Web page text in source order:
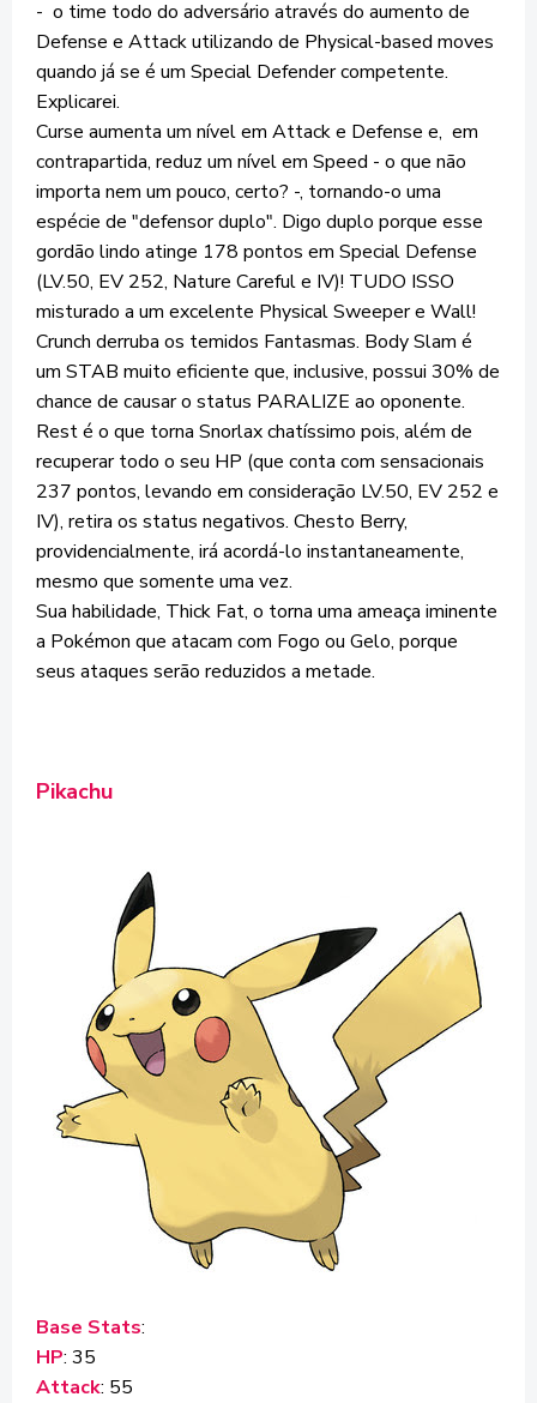
- o time todo do adversário através do aumento de
Defense e Attack utilizando de Physical-based moves
quando já se é um Special Defender competente.
Explicarei.
Curse aumenta um nível em Attack e Defense e, em
contrapartida, reduz um nível em Speed - o que não
importa nem um pouco, certo? -, tornando-o uma
espécie de "defensor duplo". Digo duplo porque esse
gordão lindo atinge 178 pontos em Special Defense
(LV.50, EV 252, Nature Careful e IV)! TUDO ISSO
misturado a um excelente Physical Sweeper e Wall!
Crunch derruba os temidos Fantasmas. Body Slam é
um STAB muito eficiente que, inclusive, possui 30% de
chance de causar o status PARALIZE ao oponente.
Rest é o que torna Snorlax chatíssimo pois, além de
recuperar todo o seu HP (que conta com sensacionais
237 pontos, levando em consideração LV.50, EV 252 e
IV), retira os status negativos. Chesto Berry,
providencialmente, irá acordá-lo instantaneamente,
mesmo que somente uma vez.
Sua habilidade, Thick Fat, o torna uma ameaça iminente
a Pokémon que atacam com Fogo ou Gelo, porque
seus ataques serão reduzidos a metade.
Pikachu
Base Stats:
HP: 35
Attack: 55